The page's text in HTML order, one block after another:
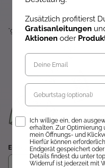
*gültig auf alle Produkte, die nicht
E-Mail
Zusätzlich profitierst
Gratisanleitungen
Aktionen oder
Geburtstag
Opt-InIch willige ein, den
erhalten. Zur
mein Öffnungs- und
Hierfür können
Endgerät gespeichert
Details findest du unter
Widerruf ist jederzeit mit